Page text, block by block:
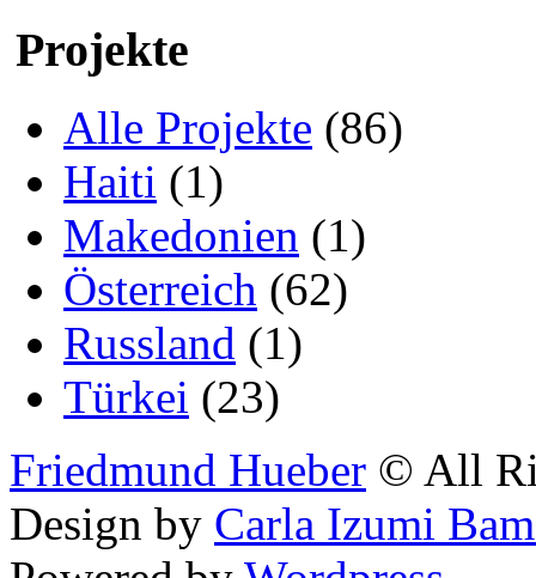
Projekte
Alle Projekte (86)
Haiti (1)
Makedonien (1)
Österreich (62)
Russland (1)
Türkei (23)
Friedmund Hueber © All
Design by Carla Izumi